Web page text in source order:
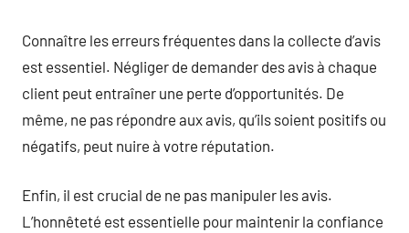
Connaître les erreurs fréquentes dans la collecte d’avis
est essentiel. Négliger de demander des avis à chaque
client peut entraîner une perte d’opportunités. De
même, ne pas répondre aux avis, qu’ils soient positifs ou
négatifs, peut nuire à votre réputation.
Enfin, il est crucial de ne pas manipuler les avis.
L’honnêteté est essentielle pour maintenir la confiance